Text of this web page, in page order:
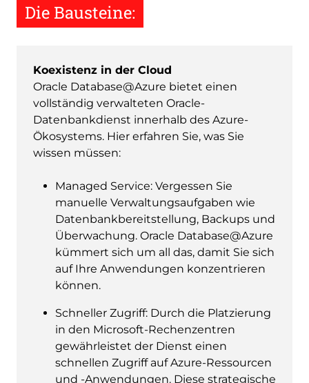
Die Bausteine:
Koexistenz in der Cloud
Oracle Database@Azure bietet einen
vollständig verwalteten Oracle-
Datenbankdienst innerhalb des Azure-
Ökosystems. Hier erfahren Sie, was Sie
wissen müssen:
Managed Service: Vergessen Sie
manuelle Verwaltungsaufgaben wie
Datenbankbereitstellung, Backups und
Überwachung. Oracle Database@Azure
kümmert sich um all das, damit Sie sich
auf Ihre Anwendungen konzentrieren
können.
Schneller Zugriff: Durch die Platzierung
in den Microsoft-Rechenzentren
gewährleistet der Dienst einen
schnellen Zugriff auf Azure-Ressourcen
und -Anwendungen. Diese strategische